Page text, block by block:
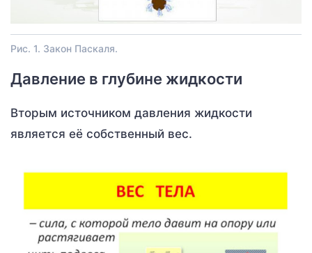
Рис. 1. Закон Паскаля.
Давление в глубине жидкости
Вторым источником давления жидкости
является её собственный вес.